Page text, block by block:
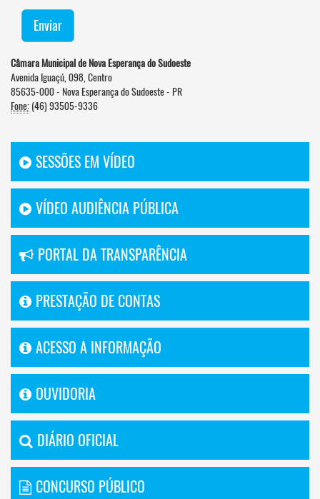
Enviar
Câmara Municipal de Nova Esperança do Sudoeste
Avenida Iguaçú, 098, Centro
85635-000 - Nova Esperança do Sudoeste - PR
Fone: (46) 93505-9336
SESSÕES EM VÍDEO
VÍDEO AUDIÊNCIA PÚBLICA
PORTAL DA TRANSPARÊNCIA
PRESTAÇÃO DE CONTAS
ACESSO A INFORMAÇÃO
OUVIDORIA
DIÁRIO OFICIAL
CONCURSO PÚBLICO